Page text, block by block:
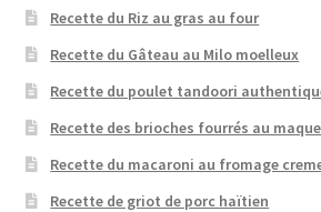
Recette du Riz au gras au four
Recette du Gâteau au Milo moelleux
Recette du poulet tandoori
Recette des brioches fourrés au
Recette du macaroni au fromage
Recette de griot de porc haïtien